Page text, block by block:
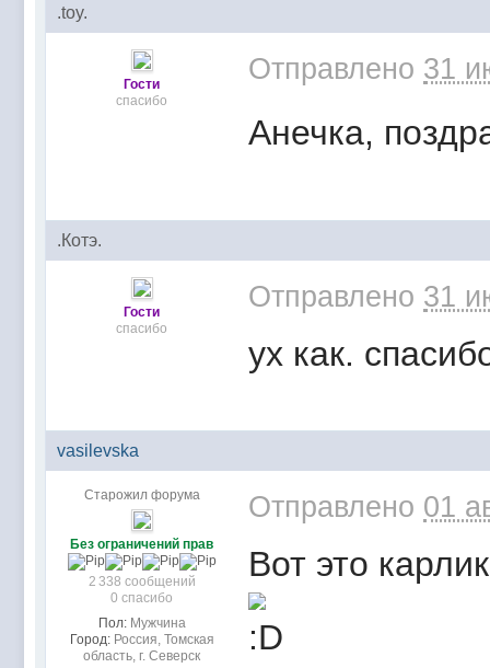
.toy.
Гости
спасибо
Отправлено 31
Анечка,
.Котэ.
Гости
спасибо
Отправлено 31
ух как.
vasilevska
Старожил форума
Без ограничений прав
2 338 сообщений
0 спасибо
Пол: Мужчина
Город: Россия, Томская
область, г. Северск
Отправлено 01
Вот это